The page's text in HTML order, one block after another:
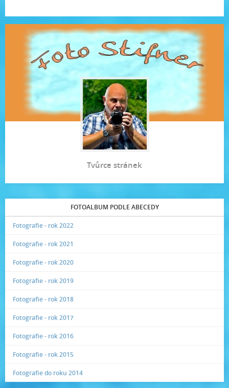
Tvůrce stránek
FOTOALBUM PODLE ABECEDY
Fotografie - rok 2022
Fotografie - rok 2021
Fotografie - rok 2020
Fotografie - rok 2019
Fotografie - rok 2018
Fotografie - rok 2017
Fotografie - rok 2016
Fotografie - rok 2015
Fotografie do roku 2014